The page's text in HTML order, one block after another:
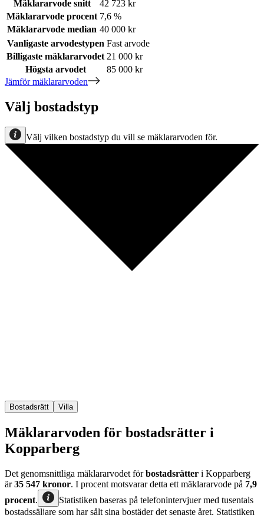
Mäklararvode snitt
42 723 kr
Mäklararvode procent 7,6 %
Mäklararvode median 40 000 kr
Vanligaste arvodestypen Fast arvode
Billigaste mäklararvodet 21 000 kr
Högsta arvodet
85 000 kr
Jämför mäklararvoden
Välj bostadstyp
Välj vilken bostadstyp du vill se mäklararvoden för.
Bostadsrätt Villa
Mäklararvoden för bostadsrätter i
Kopparberg
Det genomsnittliga mäklararvodet förbostadsrätter i Kopparberg
är35 547 kronor. I procent motsvarar detta ett mäklararvode på 7,9
procent.
Statistiken baseras på telefonintervjuer med tusentals
bostadssäljare som har sålt sina bostäder det senaste året. Statistiken